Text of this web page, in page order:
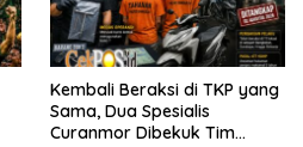
Kembali Beraksi di TKP yang
Sama, Dua Spesialis
Curanmor Dibekuk Tim